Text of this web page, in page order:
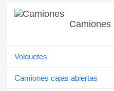
Camiones
Volquetes
Camiones cajas abiertas